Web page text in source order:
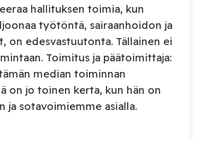
hallituksen toimia, kun
työtöntä, sairaanhoidon ja
on edesvastuutonta. Tällainen ei
Toimitus ja päätoimittaja:
median toiminnan
on jo toinen kerta, kun hän on
ja sotavoimiemme asialla.